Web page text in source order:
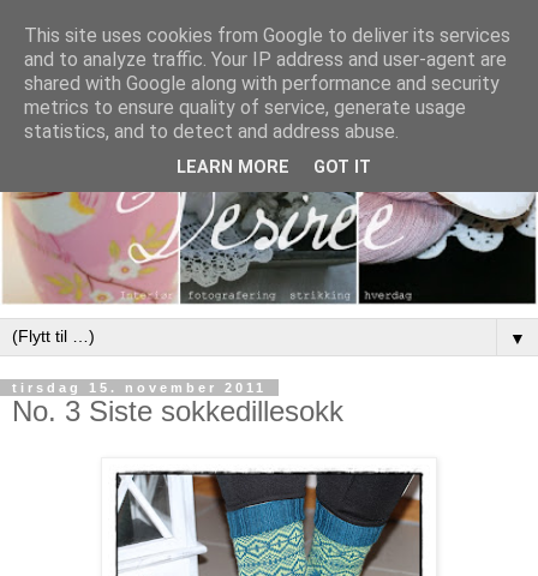
▼
tirsdag 15. november 2011
No. 3 Siste sokkedillesokk
This site uses cookies from Google to deliver its services
and to analyze traffic. Your IP address and user-agent are
shared with Google along with performance and security
metrics to ensure quality of service, generate usage
statistics, and to detect and address abuse.
LEARN MORE GOT IT